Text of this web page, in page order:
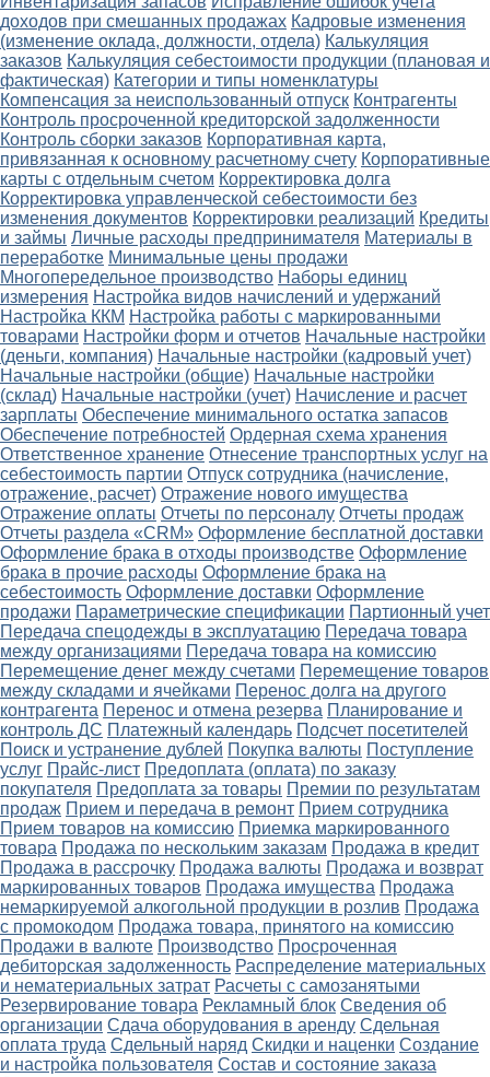
доходов при смешанных продажах Кадровые изменения
(изменение оклада, должности, отдела) Калькуляция
заказов Калькуляция себестоимости продукции (плановая и
фактическая) Категории и типы номенклатуры
Компенсация за неиспользованный отпуск Контрагенты
Контроль просроченной кредиторской задолженности
Контроль сборки заказов Корпоративная карта,
привязанная к основному расчетному счету Корпоративные
карты с отдельным счетом Корректировка долга
Корректировка управленческой себестоимости без
изменения документов Корректировки реализаций Кредиты
и займы Личные расходы предпринимателя Материалы в
переработке Минимальные цены продажи
Многопередельное производство Наборы единиц
измерения Настройка видов начислений и удержаний
Настройка ККМ Настройка работы с маркированными
товарами Настройки форм и отчетов Начальные настройки
(деньги, компания) Начальные настройки (кадровый учет)
Начальные настройки (общие) Начальные настройки
(склад) Начальные настройки (учет) Начисление и расчет
зарплаты Обеспечение минимального остатка запасов
Обеспечение потребностей Ордерная схема хранения
Ответственное хранение Отнесение транспортных услуг на
себестоимость партии Отпуск сотрудника (начисление,
отражение, расчет) Отражение нового имущества
Отражение оплаты Отчеты по персоналу Отчеты продаж
Отчеты раздела «CRM» Оформление бесплатной доставки
Оформление брака в отходы производстве Оформление
брака в прочие расходы Оформление брака на
себестоимость Оформление доставки Оформление
продажи Параметрические спецификации Партионный учет
Передача спецодежды в эксплуатацию Передача товара
между организациями Передача товара на комиссию
Перемещение денег между счетами Перемещение товаров
между складами и ячейками Перенос долга на другого
контрагента Перенос и отмена резерва Планирование и
контроль ДС Платежный календарь Подсчет посетителей
Поиск и устранение дублей Покупка валюты Поступление
услуг Прайс-лист Предоплата (оплата) по заказу
покупателя Предоплата за товары Премии по результатам
продаж Прием и передача в ремонт Прием сотрудника
Прием товаров на комиссию Приемка маркированного
товара Продажа по нескольким заказам Продажа в кредит
Продажа в рассрочку Продажа валюты Продажа и возврат
маркированных товаров Продажа имущества Продажа
немаркируемой алкогольной продукции в розлив Продажа
с промокодом Продажа товара, принятого на комиссию
Продажи в валюте Производство Просроченная
дебиторская задолженность Распределение материальных
и нематериальных затрат Расчеты с самозанятыми
Резервирование товара Рекламный блок Сведения об
организации Сдача оборудования в аренду Сдельная
оплата труда Сдельный наряд Скидки и наценки Создание
и настройка пользователя Состав и состояние заказа